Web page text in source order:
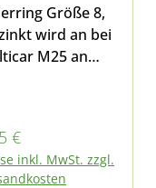
Größe 8,
wird an bei
M25 an
Gr. 8
Preis:
€
inkl. MwSt. zzgl.